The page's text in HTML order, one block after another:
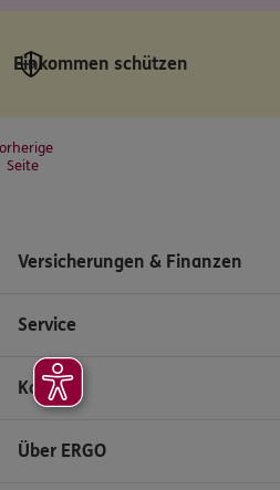
Einkommen schützen
Seite
Versicherungen & Finanzen
Service
Kontakt
Über ERGO